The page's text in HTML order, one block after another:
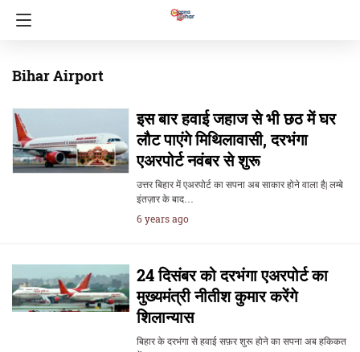
Bihar Airport
इस बार हवाई जहाज से भी छठ में घर
लौट पाएंगे मिथिलावासी, दरभंगा
एअरपोर्ट नवंबर से शुरू
उत्तर बिहार में एअरपोर्ट का सपना अब साकार होने वाला है| लम्बे
इंतज़ार के बाद…
6 years ago
24 दिसंबर को दरभंगा एअरपोर्ट का
मुख्यमंत्री नीतीश कुमार करेंगे
शिलान्यास
बिहार के दरभंगा से हवाई सफ़र शुरू होने का सपना अब हकिकत